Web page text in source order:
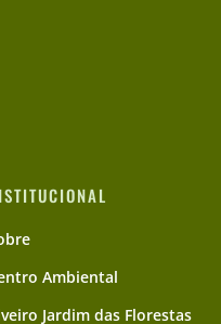
Ambiental
Jardim das Florestas